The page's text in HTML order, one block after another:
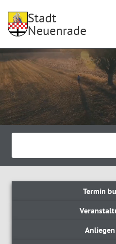
Stadt
Neuenrade
Termin
Anliegen